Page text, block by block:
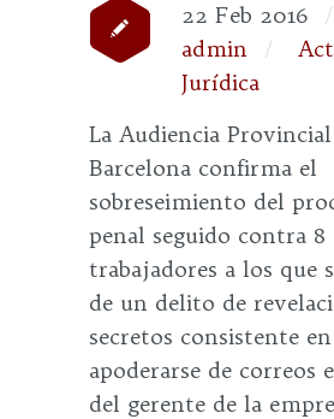
22 Feb 2016
admin
Jurídica
La Audiencia
Barcelona confirma el
sobreseimiento del
penal seguido contra 8
trabajadores a los que
de un delito de
secretos consistente en
apoderarse de correos
del gerente de la